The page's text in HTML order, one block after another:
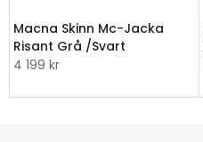
Macna Skinn Mc-Jacka
Risant Grå /Svart
4 199 kr